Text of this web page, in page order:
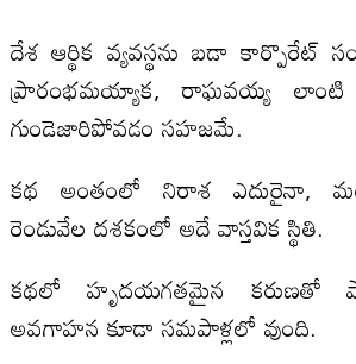
దేశ ఆర్థిక వ్యవస్థను బడా కార్పొరేట్
ప్రారంభమయ్యాక, రాఘవయ్య లాంటి
గుండెజారిపోవడం సహజమే.
కథ అంతంలో నిరాశ ఎదురైనా,
రెండువేల దశకంలో అదే వాస్తవిక స్థితి.
కథలో హృదయగతమైన కరుణతో
అవగాహన కూడా సమపాళ్లలో వుంది.